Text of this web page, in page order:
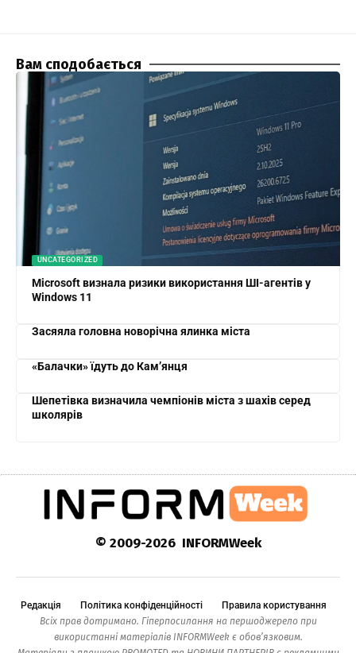
Вам сподобається
UNCATEGORIZED
Microsoft визнала ризики використання ШІ-агентів у
Windows 11
Засяяла головна новорічна ялинка міста
«Балачки» їдуть до Кам’янця
Шепетівка визначила чемпіонів міста з шахів серед
школярів
© 2009-2026 INFORMWeek
Редакція Політика конфіденційності
Правила користування
Всіх прав дотримано. Гіперпосилання на першоджерело при
використанні матеріалів INFORMWeek є обов’язковим.